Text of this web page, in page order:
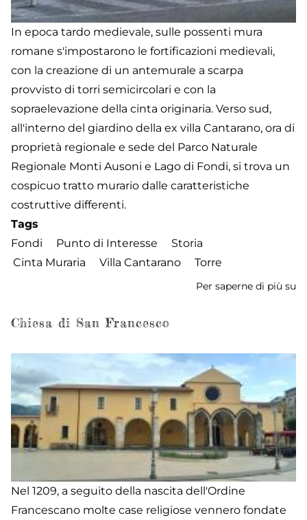
In epoca tardo medievale, sulle possenti mura
romane s'impostarono le fortificazioni medievali,
con la creazione di un antemurale a scarpa
provvisto di torri semicircolari e con la
sopraelevazione della cinta originaria. Verso sud,
all'interno del giardino della ex villa Cantarano, ora di
proprietà regionale e sede del Parco Naturale
Regionale Monti Ausoni e Lago di Fondi, si trova un
cospicuo tratto murario dalle caratteristiche
costruttive differenti.
Tags
Fondi
Punto di Interesse
Storia
Cinta Muraria
Villa Cantarano Torre
Per saperne di più su
Chiesa di San Francesco
Nel 1209, a seguito della nascita dell'Ordine
Francescano molte case religiose vennero fondate